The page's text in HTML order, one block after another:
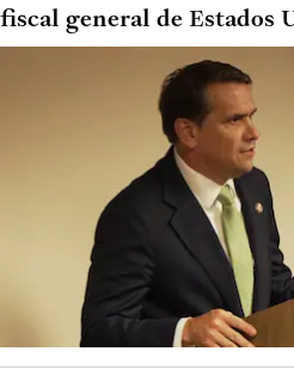
fiscal general de Estados